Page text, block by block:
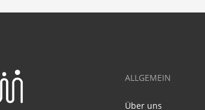
ALLGEMEIN
Über uns